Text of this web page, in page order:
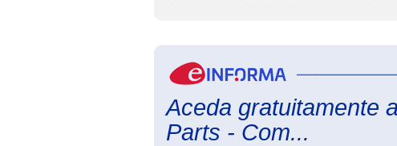
Aceda gratuitamente
Parts - Com...